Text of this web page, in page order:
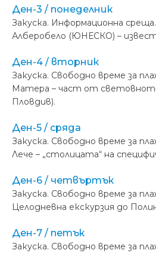
Ден-3 / понеделник
Закуска. Информационна
Алберобело (ЮНЕСКО) –
Ден-4 / вторник
Закуска. Свободно време за
Матера – част от
Пловдив).
Ден-5 / сряда
Закуска. Свободно време за
Лече – „столицата“ на
Ден-6 / четвъртък
Закуска. Свободно време за
Целодневна екскурзия до
Ден-7 / петък
Закуска. Свободно време за